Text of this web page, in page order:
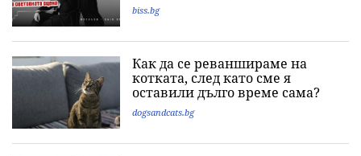
biss.bg
Как да се реваншираме на
котката, след като сме я
оставили дълго време сама?
dogsandcats.bg